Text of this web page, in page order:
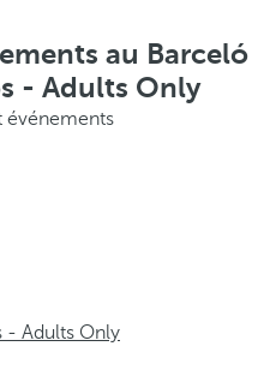
au Barceló
- Adults Only
événements
- Adults Only